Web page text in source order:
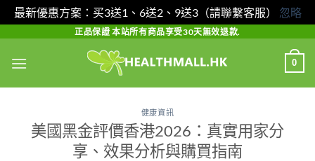
最新優惠方案：买3送1、6送2、9送3（請聯繫客服） 忽略
content
正品保證 本站所有商品享受30天無效退款.
0
健康資訊
美國黑金評價香港2026：真實用家分
享、效果分析與購買指南